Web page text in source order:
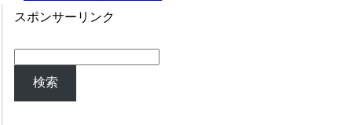
スポンサーリンク
検索